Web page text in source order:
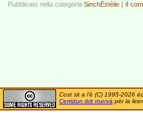
Pubblicato nella categoria SinchËstèile | 4
Cost sit a l'è (C) 1995-2026
Certidun drit riservà për la